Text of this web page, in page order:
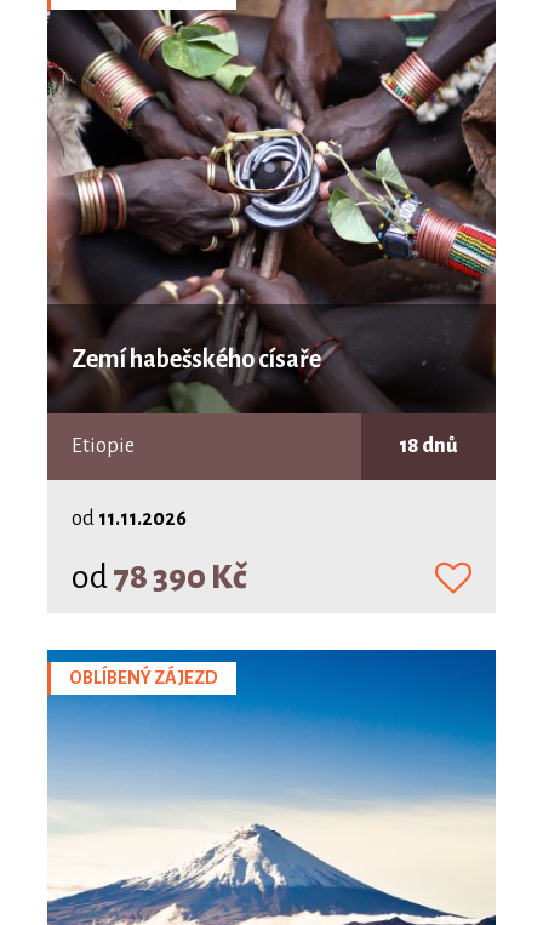
Zemí habešského císaře
Etiopie 18 dnů
od 11.11.2026
od78 390 Kč
OBLÍBENÝ ZÁJEZD